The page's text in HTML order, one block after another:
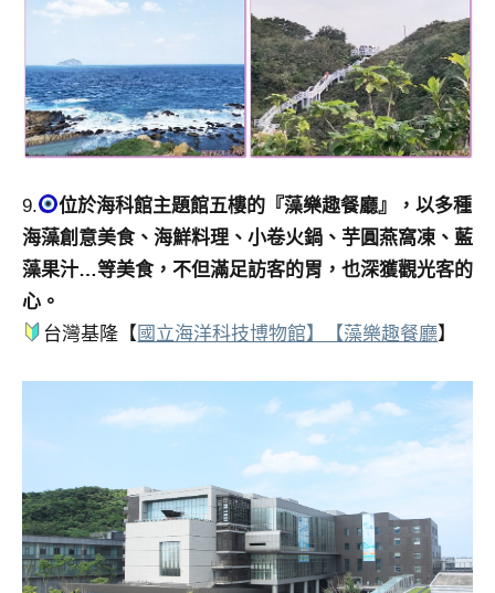
9.
位於海科館主題館五樓的『藻樂趣餐廳』，以多種
海藻創意美食、海鮮料理、小卷火鍋、芋圓燕窩凍、藍
藻果汁…等美食，不但滿足訪客的胃，也深獲觀光客的
心。
台灣基隆【 國立海洋科技博物館】【藻樂趣餐廳】